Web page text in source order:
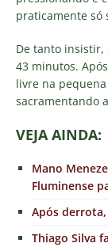
praticamente só
De tanto insistir,
43 minutos.
livre na
sacramentando
VEJA AINDA:
Mano
Fluminense
Após
Thiago Silva